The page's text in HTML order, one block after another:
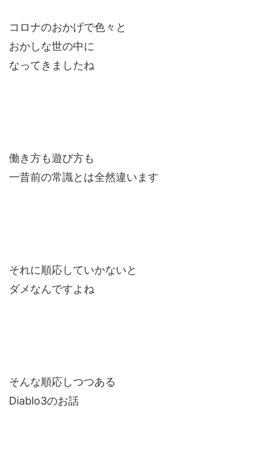
コロナのおかげで色々と
おかしな世の中に
なってきましたね
働き方も遊び方も
一昔前の常識とは全然違います
それに順応していかないと
ダメなんですよね
そんな順応しつつある
Diablo3のお話